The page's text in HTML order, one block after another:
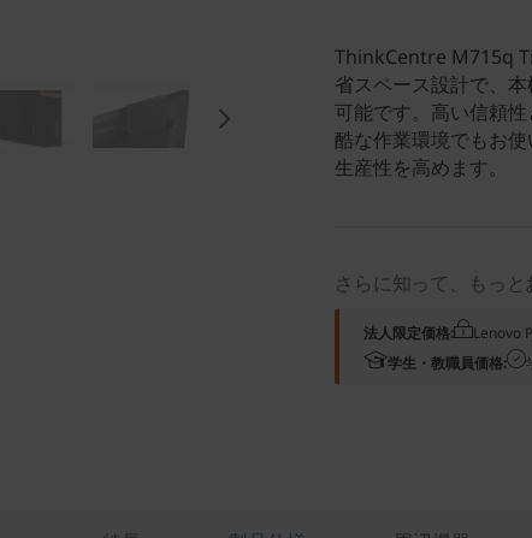
ThinkCentre M715q
省スペース設計で、
可能です。高い信頼
酷な作業環境でもお
生産性を高めます。
さらに知って、もっと
法人限定価格: Lenovo
学生・教職員価格: